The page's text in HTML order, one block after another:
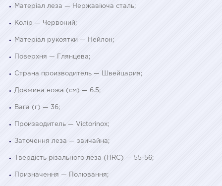
Матеріал леза — Нержавіюча сталь;
Колір — Червоний;
Матеріал рукоятки — Нейлон;
Поверхня — Глянцева;
Страна производитель — Швейцария;
Довжина ножа (см) — 6.5;
Вага (г) — 36;
Производитель — Victorinox;
Заточення леза — звичайна;
Твердість різального леза (HRC) — 55-56;
Призначення — Полювання;